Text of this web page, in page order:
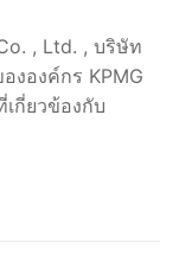
, Ltd. , บริษัท
งองค์กร KPMG
กี่ยวข้องกับ